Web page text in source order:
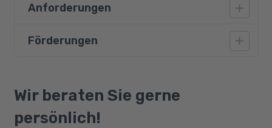
Medizinischer Fachwortschatz
Pflegeberichten)
Anforderungen
Angesprochen sind Teilnehmer mit einem
Teilnahmevoraussetzung ist weiterhin eine
Berufsausbildung / ein Studium oder
Arbeitserfahrung im Bereich der Pflege oder
Förderungen
Qualifizierungschancengesetz
Berufliche Rehabilitation
Wir beraten Sie gerne
persönlich!